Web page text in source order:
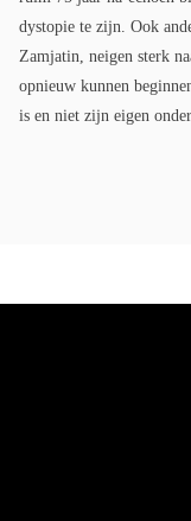
dystopie te zijn. Ook
Zamjatin, neigen sterk
opnieuw kunnen
is en niet zijn eigen